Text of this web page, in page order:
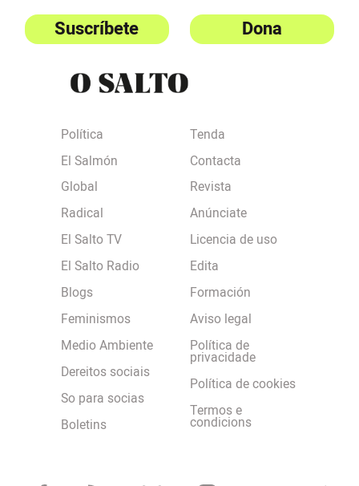
Suscríbete Dona
Política
El Salmón
Global
Radical
El Salto TV
El Salto Radio
Blogs
Feminismos
Medio Ambiente
Dereitos sociais
So para socias
Boletins
Tenda
Contacta
Revista
Anúnciate
Licencia de uso
Edita
Formación
Aviso legal
Política de
privacidade
Política de cookies
Termos e
condicions